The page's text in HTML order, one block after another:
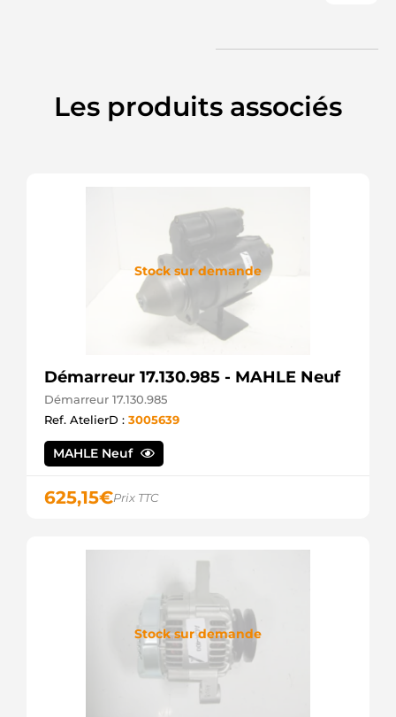
Les produits associés
Stock sur demande
Démarreur 17.130.985 - MAHLE Neuf
Démarreur 17.130.985
Ref. AtelierD : 3005639
MAHLE Neuf
625,15€Prix TTC
Stock sur demande